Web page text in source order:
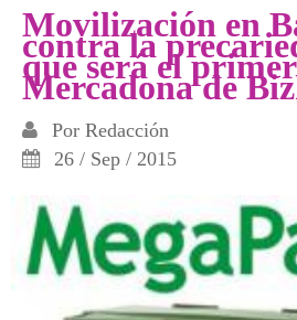
Barakaldo
Movilización en
contra la
que será el primer
Mercadona de
Por Redacción
26 / Sep / 2015